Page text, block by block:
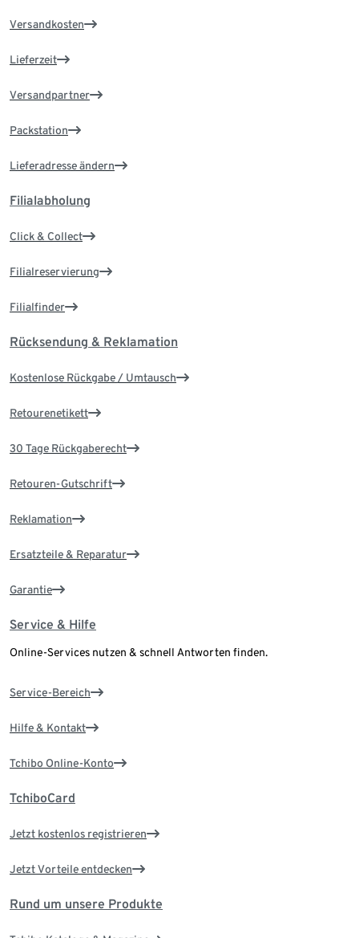
Versandkosten
Lieferzeit
Versandpartner
Packstation
Lieferadresse ändern
Filialabholung
Click & Collect
Filialreservierung
Filialfinder
Rücksendung & Reklamation
Kostenlose Rückgabe / Umtausch
Retourenetikett
30 Tage Rückgaberecht
Retouren-Gutschrift
Reklamation
Ersatzteile & Reparatur
Garantie
Service & Hilfe
Online-Services nutzen & schnell Antworten finden.
Service-Bereich
Hilfe & Kontakt
Tchibo Online-Konto
TchiboCard
Jetzt kostenlos registrieren
Jetzt Vorteile entdecken
Rund um unsere Produkte